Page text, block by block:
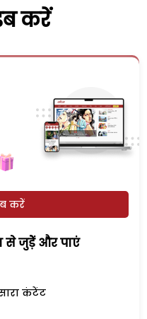
करें
करें
से जुड़ेें और पाएं
कंटेंट